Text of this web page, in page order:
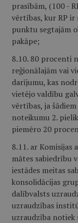
prasībām, (100 -
vērtības, kur RP ir
punktu segtajām
pakāpe;
8.10. 80 procenti
reģionālajām vai
darījumu, kas
vietējo valdību
vērtības, ja
noteikumu 2.
piemēro 20
8.11. ar Komisijas
mātes sabiedrību
iestādes meitas
konsolidācijas
dalībvalsts
uzraudzības
uzraudzība notiek